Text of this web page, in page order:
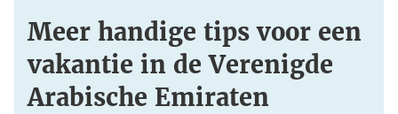
Meer handige tips voor een
vakantie in de Verenigde
Arabische Emiraten